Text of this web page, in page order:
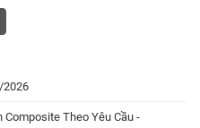
2026
Composite Theo Yêu Cầu -